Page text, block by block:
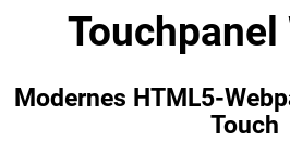
Touchpanel
Modernes HTML5-
Touch